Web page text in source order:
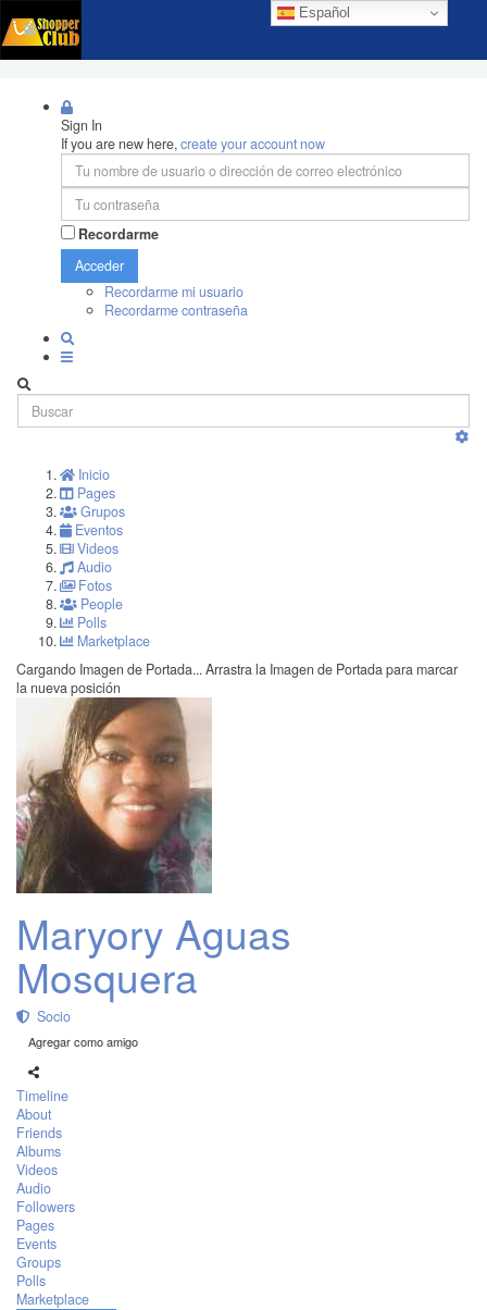
Español
Sign In
If you are new here,create your account now
Recordarme
Acceder
Recordarme mi usuario
Recordarme contraseña
Inicio
Pages
Grupos
Eventos
Videos
Audio
Fotos
People
Polls
Marketplace
Cargando Imagen de Portada... Arrastra la Imagen de Portada para marcar
la nueva posición
Maryory Aguas
Mosquera
Socio
Agregar como amigo
Timeline
About
Friends
Albums
Videos
Audio
Followers
Pages
Events
Groups
Polls
Marketplace